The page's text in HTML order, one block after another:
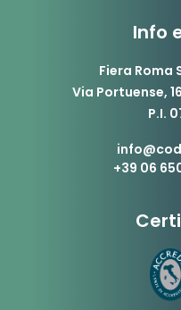
Info
Fiera Roma
Via Portuense,
P.I.
+39 06